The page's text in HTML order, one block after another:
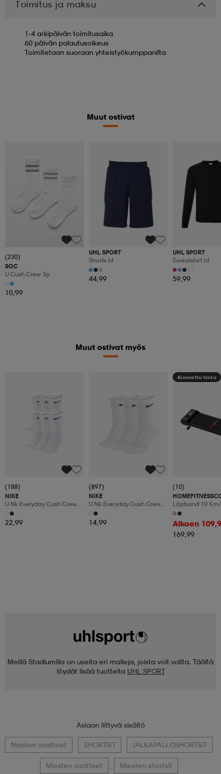
Toimitus ja maksu
1-4 arkipäivän toimitusaika
60 päivän palautusoikeus
Toimitetaan suoraan yhteistyökumppanilta
Muut ostivat
(230)
SOC
U Cush Crew 3p
10,99
UHL SPORT
Shorts Id
44,99
UHL SPORT
Sweatshirt Id
+1
59,99
Muut ostivat myös
(188)
NIKE
U Nk Everyday Cush Crew
6pr-Bd
22,99
(897)
NIKE
U Nk Everyday Cush Crew
3pr
14,99
Alennettu hinta
(10)
Löpband 10
Manuaalinen
Led-Display
Alkaen
169,99
Meillä Stadiumilla on useita eri malleja, joista voit valita. Täältä
löydät lisää tuotteita UHL SPORT
Asiaan liittyvä sisältö
Naisten vaatteet SHORTSIT JALKAPALLOSHORTSIT
Miesten vaatteet Miesten shortsit